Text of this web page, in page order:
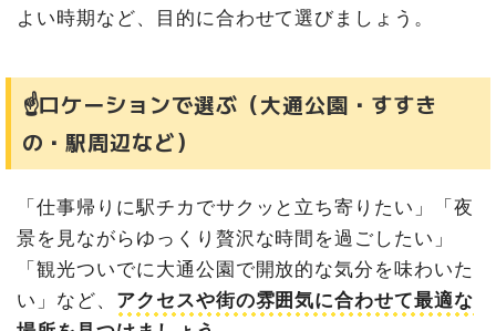
ノルベサ THE TERRACE BEER GARDEN Hawaiian grill
すすきのの夜景とハワイアン料理をリゾート気分で楽しむ
ルーフトップ
NU AiR THE ROOF TOP of SAPPORO TOKYU dep. 2
8/30（日）には音楽フェスも！札幌駅前で楽しむ極上の
アーバンキャンプ体験
ノルベサ BEER GARDEN & BBQ THE CAMP（ザ・キャ
ビル屋上の「FOREST & SEASIDE」でギアを使った本格
よい時期など、目的に合わせて選びましょう。
☝️ロケーションで選ぶ（大通公園・すすき
の・駅周辺など）
「仕事帰りに駅チカでサクッと立ち寄りたい」「夜
景を見ながらゆっくり贅沢な時間を過ごしたい」
「観光ついでに大通公園で開放的な気分を味わいた
い」など、 アクセスや街の雰囲気に合わせて最適な